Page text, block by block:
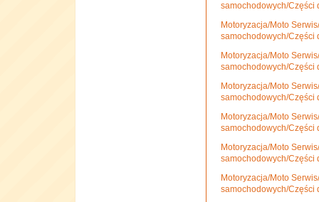
samochodowych/Części
Motoryzacja/Moto
samochodowych/Części
Motoryzacja/Moto
samochodowych/Części
Motoryzacja/Moto
samochodowych/Części
Motoryzacja/Moto
samochodowych/Części
Motoryzacja/Moto
samochodowych/Części
Motoryzacja/Moto
samochodowych/Części